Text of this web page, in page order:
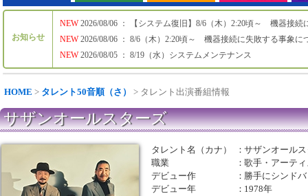
お知らせ
NEW
NEW
NEW
2026/08/06 ： 【システム復旧】8/6（木）2:20頃～ 機器接続
2026/08/06 ： 8/6（木）2:20頃～ 機器接続に失敗する事象に
2026/08/05 ： 8/19（水）システムメンテナンス
HOME > タレント50音順（さ） > タレント出演番組情報
サザンオールスターズ
タレント名（カナ） ：サザンオール
職業
：歌手・アーテ
デビュー作
： 勝手にシンド
デビュー年
： 1978年